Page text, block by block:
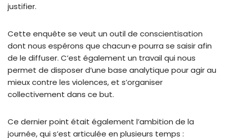
justifier.
Cette enquête se veut un outil de conscientisation
dont nous espérons que chacun·e pourra se saisir afin
de le diffuser. C’est également un travail qui nous
permet de disposer d’une base analytique pour agir au
mieux contre les violences, et s’organiser
collectivement dans ce but.
Ce dernier point était également l’ambition de la
journée, qui s’est articulée en plusieurs temps :